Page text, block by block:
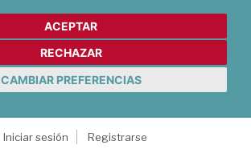
ACEPTAR
RECHAZAR
CAMBIAR PREFERENCIAS
Iniciar sesión
Registrarse